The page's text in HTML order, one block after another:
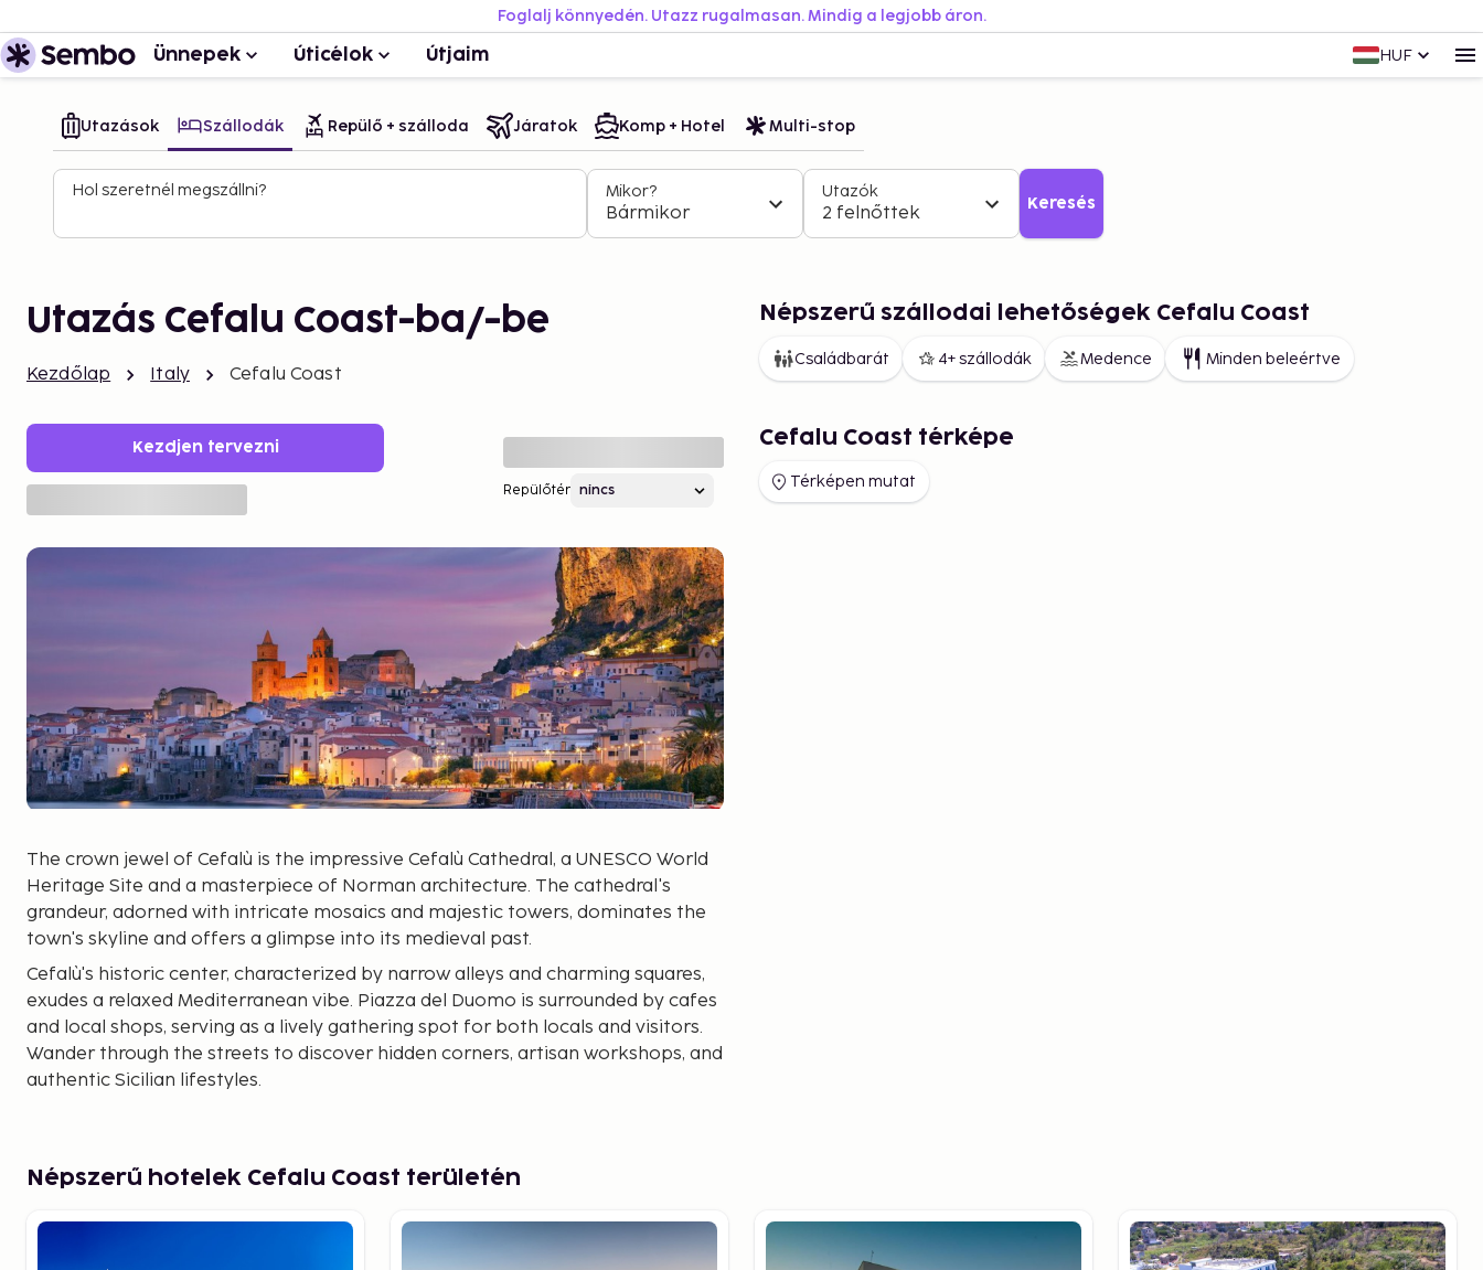
Foglalj könnyedén. Utazz rugalmasan. Mindig a legjobb áron.
Ünnepek Úticélok Útjaim HUF
Utazások Szállodák Repülő + szálloda Járatok Komp + Hotel Multi-stop
Hol szeretnél megszállni? Mikor?
Bármikor
Utazók
2 felnőttek Keresés
Utazás Cefalu Coast-ba/-be
Kezdőlap Italy Cefalu Coast
Kezdjen tervezni
Repülőtér
The crown jewel of Cefalù is the impressive Cefalù Cathedral, a UNESCO World
Heritage Site and a masterpiece of Norman architecture. The cathedral's
grandeur, adorned with intricate mosaics and majestic towers, dominates the
town's skyline and offers a glimpse into its medieval past.
Cefalù's historic center, characterized by narrow alleys and charming squares,
exudes a relaxed Mediterranean vibe. Piazza del Duomo is surrounded by cafes
and local shops, serving as a lively gathering spot for both locals and visitors.
Wander through the streets to discover hidden corners, artisan workshops, and
authentic Sicilian lifestyles.
the sun, swimming in the clear waters, or engaging in water sports along the
For panoramic views and a touch of adventure, you can hike to Rocca di Cefalù,
a massive rock outcrop overlooking the town. The ascent rewards hikers with
Népszerű szállodai lehetőségek Cefalu Coast
Családbarát 4+ szállodák Medence Minden beleértve
Cefalu Coast térképe
Térképen mutat
Népszerű hotelek Cefalu Coast területén